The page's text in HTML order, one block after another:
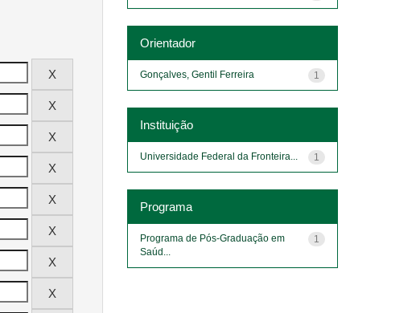
Orientador
1
Gonçalves, Gentil Ferreira
Instituição
1
Universidade Federal da Fronteira...
Programa
1
Programa de Pós-Graduação em
Saúd...